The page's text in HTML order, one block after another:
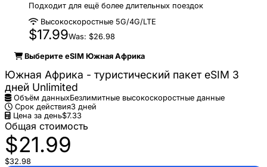
Подходит для ещё более длительных поездок
Высокоскоростные 5G/4G/LTE
$17.99Was: $26.98
Выберите eSIM Южная Африка
Южная Африка - туристический пакет eSIM 3
дней Unlimited
Объём данныхБезлимитные высокоскоростные данные
Срок действия3 дней
Цена за день$7.33
Общая стоимость
$21.99
$32.98